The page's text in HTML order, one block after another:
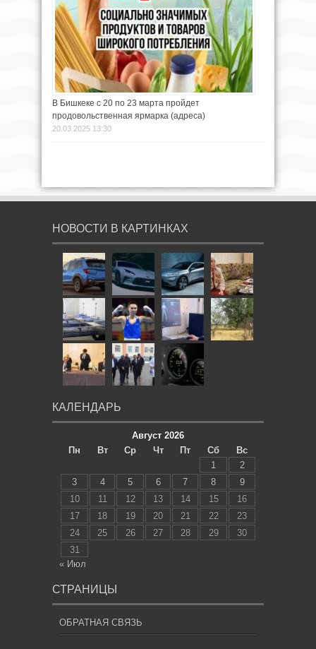
В Бишкеке с 20 по 23 марта пройдет
продовольственная ярмарка (адреса)
20.03.2025 13:30
НОВОСТИ В КАРТИНКАХ
КАЛЕНДАРЬ
Август 2026
Пн
Вт Ср Чт Пт Сб
Вс
1
2
3
4 5 6 7 8
9
10
11 12 13 14 15
16
17
18 19 20 21 22
23
24
25 26 27 28 29
30
31
« Июл
СТРАНИЦЫ
ОБРАТНАЯ СВЯЗЬ